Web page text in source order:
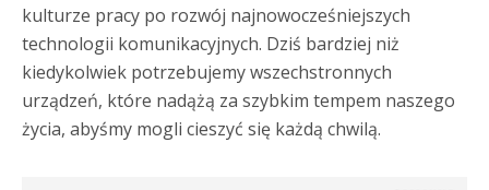
kulturze pracy po rozwój najnowocześniejszych
technologii komunikacyjnych. Dziś bardziej niż
kiedykolwiek potrzebujemy wszechstronnych
urządzeń, które nadążą za szybkim tempem naszego
życia, abyśmy mogli cieszyć się każdą chwilą.